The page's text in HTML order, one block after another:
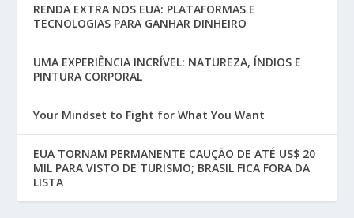
RENDA EXTRA NOS EUA: PLATAFORMAS E
TECNOLOGIAS PARA GANHAR DINHEIRO
UMA EXPERIÊNCIA INCRÍVEL: NATUREZA, ÍNDIOS E
PINTURA CORPORAL
Your Mindset to Fight for What You Want
EUA TORNAM PERMANENTE CAUÇÃO DE ATÉ US$ 20
MIL PARA VISTO DE TURISMO; BRASIL FICA FORA DA
LISTA